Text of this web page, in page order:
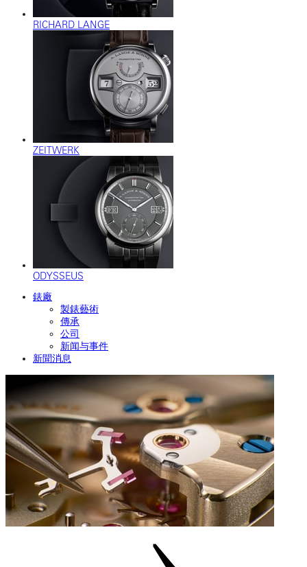
RICHARD LANGE
ZEITWERK
ODYSSEUS
錶廠
製錶藝術
傳承
公司
新闻与事件
新聞消息